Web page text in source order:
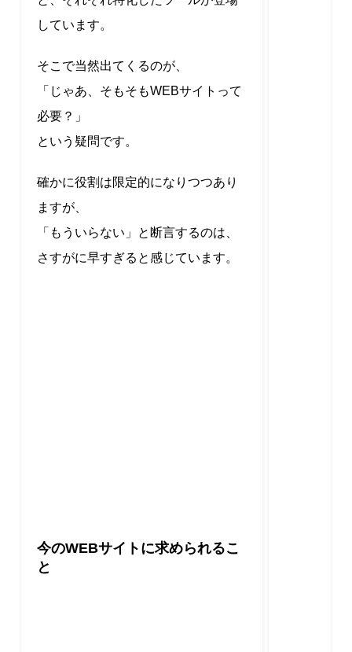
しています。
そこで当然出てくるのが、
「じゃあ、そもそもWEBサイトって
必要？」
という疑問です。
確かに役割は限定的になりつつあり
ますが、
「もういらない」と断言するのは、
さすがに早すぎると感じています。
今のWEBサイトに求められるこ
と